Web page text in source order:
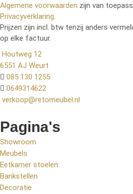
Algemene voorwaarden zijn van
Privacyverklaring.
Prijzen zijn incl. btw tenzij anders
op elke factuur.
Houtweg 12
6551 AJ Weurt
085 130 1255
0649314622
verkoop@retomeubel.nl
Pagina's
Showroom
Meubels
Eetkamer stoelen
Bankstellen
Decoratie